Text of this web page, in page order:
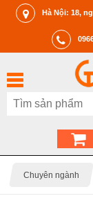
Hà Nội: 18,
Chuyên ngành